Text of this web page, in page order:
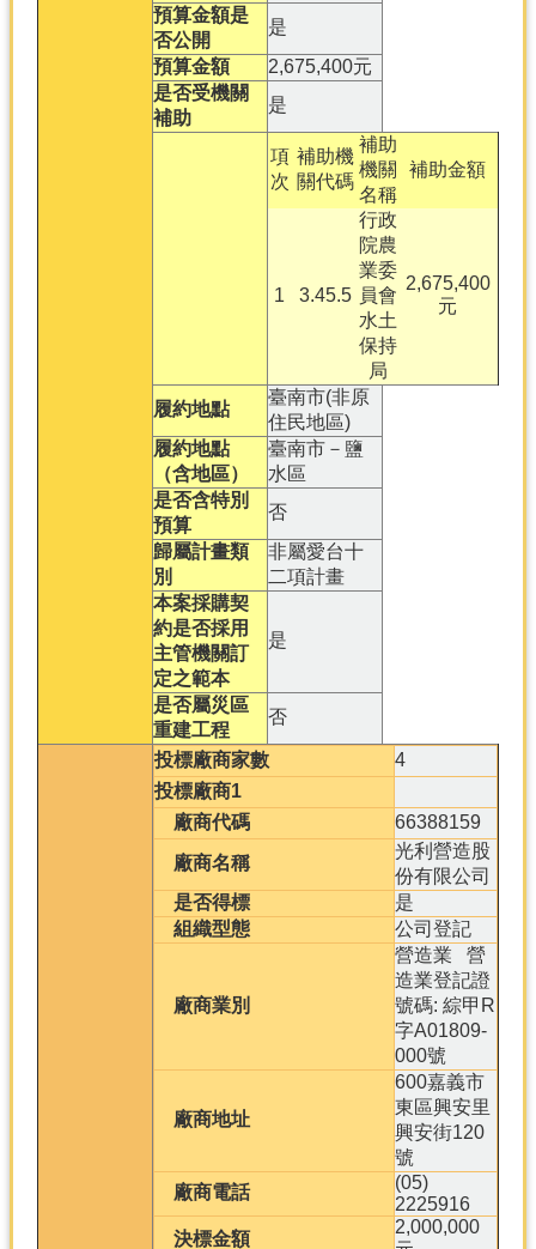
預算金額是
否公開
是
預算金額
2,675,400元
是否受機關
補助
是
項
次
補助機
關代碼
補助
機關
名稱
補助金額
1 3.45.5
行政
院農
業委
員會
水土
保持
局
2,675,400
元
履約地點
臺南市(非原
住民地區)
履約地點
（含地區）
臺南市－鹽
水區
是否含特別
預算
否
歸屬計畫類
別
非屬愛台十
二項計畫
本案採購契
約是否採用
主管機關訂
定之範本
是
是否屬災區
重建工程
否
投標廠商家數
4
投標廠商1
廠商代碼
66388159
廠商名稱
光利營造股
份有限公司
是否得標
是
組織型態
公司登記
廠商業別
營造業 營
造業登記證
號碼: 綜甲R
字A01809-
000號
廠商地址
600嘉義市
東區興安里
興安街120
號
廠商電話
(05)
2225916
決標金額
2,000,000